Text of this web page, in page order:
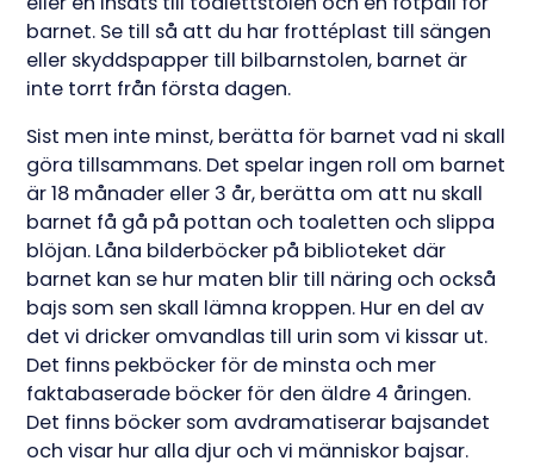
barnet. Se till så att du har frottéplast till sängen
eller skyddspapper till bilbarnstolen, barnet är
inte torrt från första dagen.
Sist men inte minst, berätta för barnet vad ni skall
göra tillsammans. Det spelar ingen roll om barnet
är 18 månader eller 3 år, berätta om att nu skall
barnet få gå på pottan och toaletten och slippa
blöjan. Låna bilderböcker på biblioteket där
barnet kan se hur maten blir till näring och också
bajs som sen skall lämna kroppen. Hur en del av
det vi dricker omvandlas till urin som vi kissar ut.
Det finns pekböcker för de minsta och mer
faktabaserade böcker för den äldre 4 åringen.
Det finns böcker som avdramatiserar bajsandet
och visar hur alla djur och vi människor bajsar.